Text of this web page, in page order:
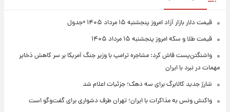
قیمت دلار بازار آزاد امروز پنجشنبه ۱۵ مرداد ۱۴۰۵ +جدول
قیمت طلا و سکه امروز پنجشنبه ۱۵ مرداد ۱۴۰۵
واشنگتن‌پست فاش کرد: مشاجره ترامپ با وزیر جنگ آمریکا بر سر کاهش ذخایر
مهمات در نبرد با ایران
شارژ جدید کالابرگ برای سه دهک؛ جزئیات اعلام شد
واکنش ونس به مذاکرات با ایران؛ تهران طرف دشواری برای گفت‌وگو است